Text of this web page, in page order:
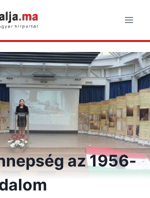
az 1956-